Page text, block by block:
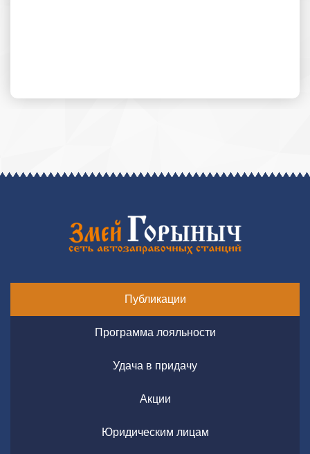
Публикации
Программа лояльности
Удача в придачу
Акции
Юридическим лицам